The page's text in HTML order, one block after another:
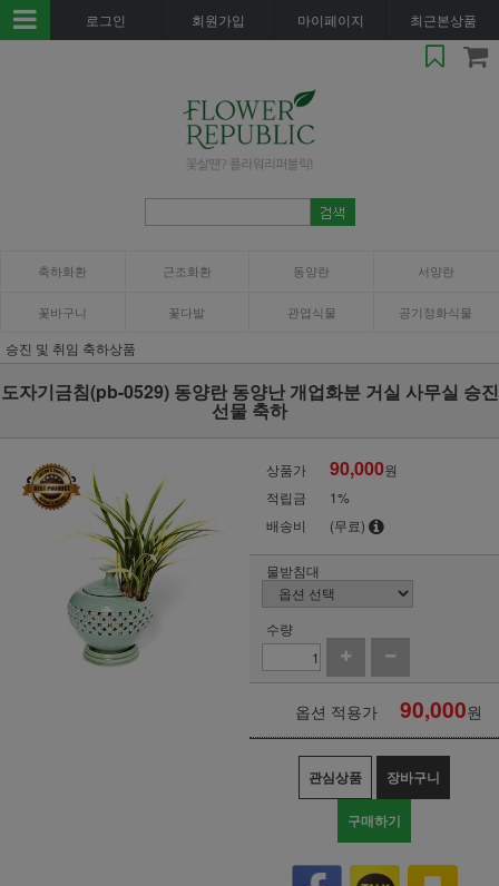
로그인 회원가입 마이페이지 최근본상품
축하화환 근조화환 동양란 서양란
꽃바구니 꽃다발 관엽식물 공기정화식물
승진 및 취임 축하상품
도자기금침(pb-0529) 동양란 동양난 개업화분 거실 사무실 승진
선물 축하
상품가 90,000원
적립금
1%
배송비
(무료)
물받침대
수량
옵션 적용가 90,000원
관심상품 장바구니
구매하기